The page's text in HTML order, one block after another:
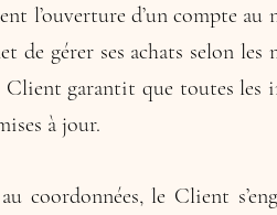
l’ouverture d’un compte
de gérer ses achats selon les
garantit que toutes les
à jour.
coordonnées, le Client